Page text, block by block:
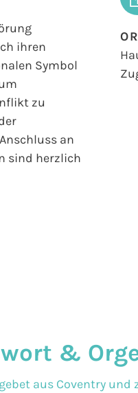
ihren
Symbol
zu
an
sind herzlich
&
aus Coventry und